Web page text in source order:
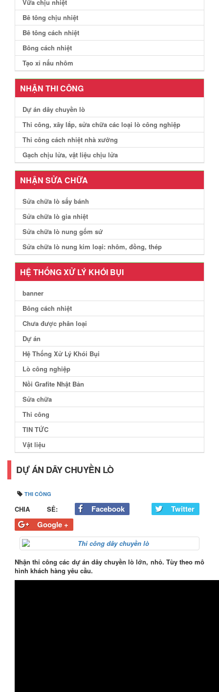
Vữa chịu nhiệt
Bê tông chịu nhiệt
Bê tông cách nhiệt
Bông cách nhiệt
Tạo xỉ nấu nhôm
NHẬN THI CÔNG
Dự án dây chuyền lò
Thi công, xây lắp, sửa chữa các loại lò công nghiệp
Thi công cách nhiệt nhà xưởng
Gạch chịu lửa, vật liệu chịu lửa
NHẬN SỬA CHỮA
Sửa chữa lò sấy bánh
Sửa chữa lò gia nhiệt
Sửa chữa lò nung gốm sứ
Sửa chữa lò nung kim loại: nhôm, đồng, thép
HỆ THỐNG XỬ LÝ KHÓI BỤI
banner
Bông cách nhiệt
Chưa được phân loại
Dự án
Hệ Thống Xử Lý Khói Bụi
Lò công nghiệp
Nồi Grafite Nhật Bản
Sửa chữa
Thi công
TIN TỨC
Vật liệu
DỰ ÁN DÂY CHUYỀN LÒ
THI CÔNG
CHIA SẺ: Facebook
Twitter
Google +
Nhận thi công các dự án dây chuyền lò lớn, nhỏ. Tùy theo mô
hình khách hàng yêu cầu.